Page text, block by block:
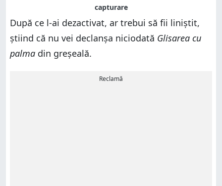
După ce l-ai dezactivat, ar trebui să fii liniștit,
știind că nu vei declanșa niciodată Glisarea cu
palma din greșeală.
Reclamă